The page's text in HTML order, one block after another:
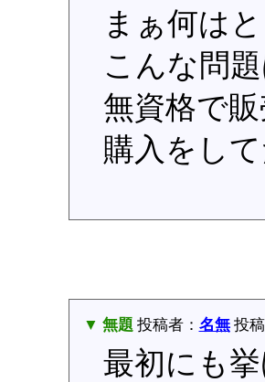
まぁ何はと
こんな問
無資格で販
購入をし
▼ 無題 投稿者： 名無投稿
最初にも